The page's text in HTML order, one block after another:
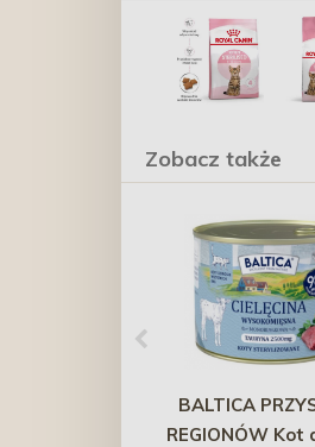
Zobacz także
BALTICA
REGIONÓW Kot